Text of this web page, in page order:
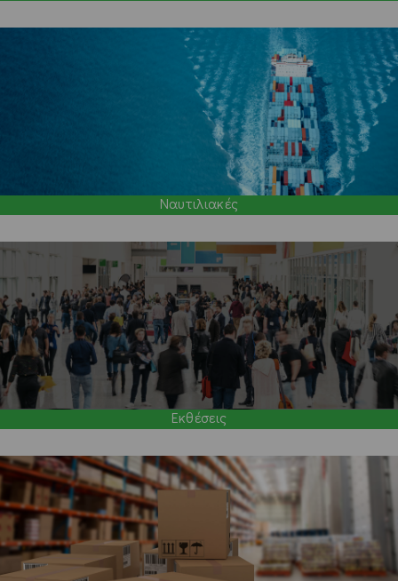
Ναυτιλιακές
Εκθέσεις